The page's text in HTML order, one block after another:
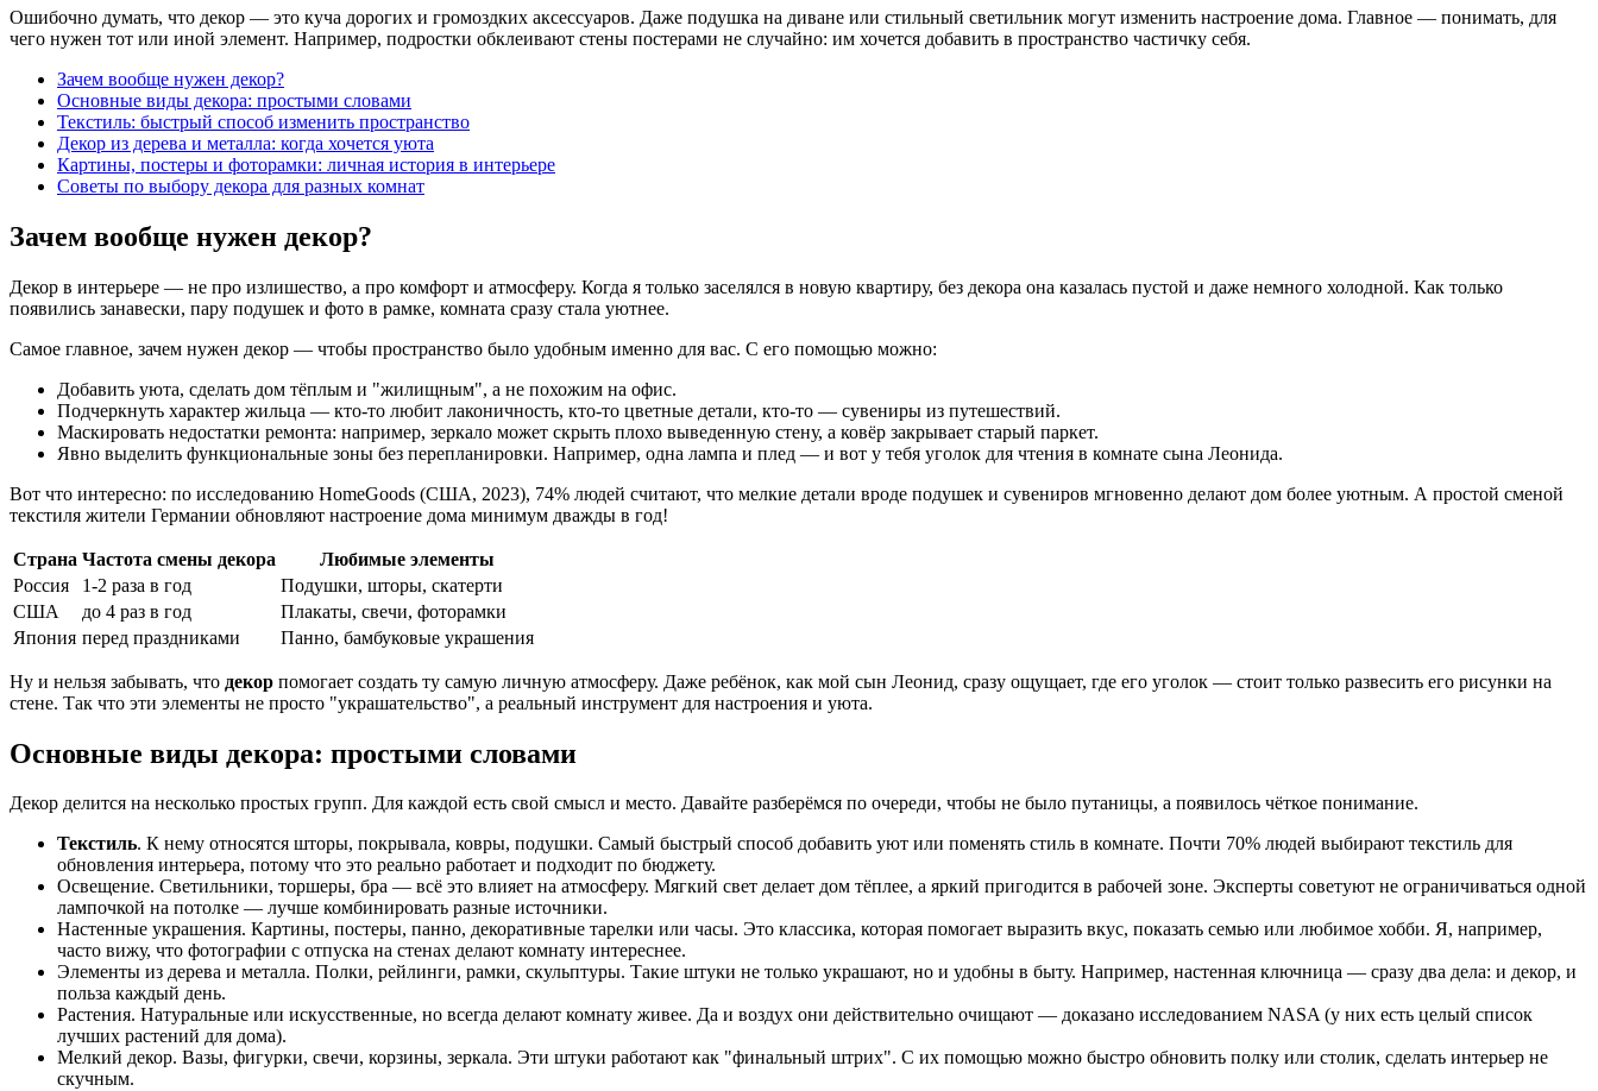
Ошибочно думать, что декор — это куча дорогих и громоздких аксессуаров. Даже подушка на диване или стильный светильник могут изменить настроение дома. Главное — понимать, для
чего нужен тот или иной элемент. Например, подростки обклеивают стены постерами не случайно: им хочется добавить в пространство частичку себя.
Зачем вообще нужен декор?
Основные виды декора: простыми словами
Текстиль: быстрый способ изменить пространство
Декор из дерева и металла: когда хочется уюта
Картины, постеры и фоторамки: личная история в интерьере
Советы по выбору декора для разных комнат
Зачем вообще нужен декор?
Декор в интерьере — не про излишество, а про комфорт и атмосферу. Когда я только заселялся в новую квартиру, без декора она казалась пустой и даже немного холодной. Как только
появились занавески, пару подушек и фото в рамке, комната сразу стала уютнее.
Самое главное, зачем нужен декор — чтобы пространство было удобным именно для вас. С его помощью можно:
Добавить уюта, сделать дом тёплым и "жилищным", а не похожим на офис.
Подчеркнуть характер жильца — кто-то любит лаконичность, кто-то цветные детали, кто-то — сувениры из путешествий.
Маскировать недостатки ремонта: например, зеркало может скрыть плохо выведенную стену, а ковёр закрывает старый паркет.
Явно выделить функциональные зоны без перепланировки. Например, одна лампа и плед — и вот у тебя уголок для чтения в комнате сына Леонида.
Вот что интересно: по исследованию HomeGoods (США, 2023), 74% людей считают, что мелкие детали вроде подушек и сувениров мгновенно делают дом более уютным. А простой сменой
текстиля жители Германии обновляют настроение дома минимум дважды в год!
Страна Частота смены декора
Любимые элементы
Россия
1-2 раза в год
Подушки, шторы, скатерти
США
до 4 раз в год
Плакаты, свечи, фоторамки
Япония перед праздниками Панно, бамбуковые украшения
Ну и нельзя забывать, что декор помогает создать ту самую личную атмосферу. Даже ребёнок, как мой сын Леонид, сразу ощущает, где его уголок — стоит только развесить его рисунки на
стене. Так что эти элементы не просто "украшательство", а реальный инструмент для настроения и уюта.
Основные виды декора: простыми словами
Декор делится на несколько простых групп. Для каждой есть свой смысл и место. Давайте разберёмся по очереди, чтобы не было путаницы, а появилось чёткое понимание.
Текстиль. К нему относятся шторы, покрывала, ковры, подушки. Самый быстрый способ добавить уют или поменять стиль в комнате. Почти 70% людей выбирают текстиль для
обновления интерьера, потому что это реально работает и подходит по бюджету.
Освещение. Светильники, торшеры, бра — всё это влияет на атмосферу. Мягкий свет делает дом тёплее, а яркий пригодится в рабочей зоне. Эксперты советуют не ограничиваться одной
лампочкой на потолке — лучше комбинировать разные источники.
Настенные украшения. Картины, постеры, панно, декоративные тарелки или часы. Это классика, которая помогает выразить вкус, показать семью или любимое хобби. Я, например,
часто вижу, что фотографии с отпуска на стенах делают комнату интереснее.
Элементы из дерева и металла. Полки, рейлинги, рамки, скульптуры. Такие штуки не только украшают, но и удобны в быту. Например, настенная ключница — сразу два дела: и декор, и
польза каждый день.
Растения. Натуральные или искусственные, но всегда делают комнату живее. Да и воздух они действительно очищают — доказано исследованием NASA (у них есть целый список
лучших растений для дома).
Мелкий декор. Вазы, фигурки, свечи, корзины, зеркала. Эти штуки работают как "финальный штрих". С их помощью можно быстро обновить полку или столик, сделать интерьер не
скучным.